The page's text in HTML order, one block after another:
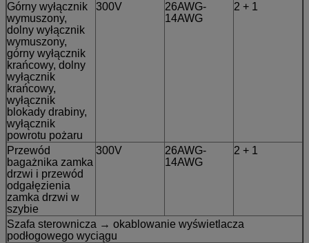
Górny wyłącznik
wymuszony,
dolny wyłącznik
wymuszony,
górny wyłącznik
krańcowy, dolny
wyłącznik
krańcowy,
wyłącznik
blokady drabiny,
wyłącznik
powrotu pożaru
300V
26AWG-
14AWG
2 + 1
Przewód
bagażnika zamka
drzwi i przewód
odgałęzienia
zamka drzwi w
szybie
300V
26AWG-
14AWG
2 + 1
Szafa sterownicza → okablowanie wyświetlacza
podłogowego wyciągu